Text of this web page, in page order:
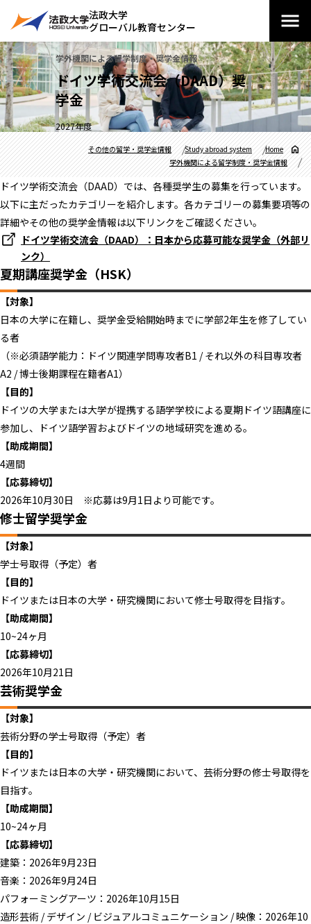
法政大学
グローバル教育センター
学外機関による留学制度・奨学金情報
ドイツ学術交流会（DAAD）奨
学金
2027年度
Home
Study abroad system
その他の留学・奨学金情報
学外機関による留学制度・奨学金情報
ドイツ学術交流会（DAAD）では、各種奨学生の募集を行っています。
以下に主だったカテゴリーを紹介します。各カテゴリーの募集要項等の
詳細やその他の奨学金情報は以下リンクをご確認ください。
ドイツ学術交流会（DAAD）：日本から応募可能な奨学金（外部リ
ンク）
夏期講座奨学金（HSK）
【対象】
日本の大学に在籍し、奨学金受給開始時までに学部2年生を修了してい
る者
（※必須語学能力：ドイツ関連学問専攻者B1 / それ以外の科目専攻者
A2 / 博士後期課程在籍者A1）
【目的】
ドイツの大学または大学が提携する語学学校による夏期ドイツ語講座に
参加し、ドイツ語学習およびドイツの地域研究を進める。
【助成期間】
4週間
【応募締切】
2026年10月30日 ※応募は9月1日より可能です。
修士留学奨学金
【対象】
学士号取得（予定）者
【目的】
ドイツまたは日本の大学・研究機関において修士号取得を目指す。
【助成期間】
10~24ヶ月
【応募締切】
2026年10月21日
芸術奨学金
【対象】
芸術分野の学士号取得（予定）者
【目的】
ドイツまたは日本の大学・研究機関において、芸術分野の修士号取得を
目指す。
【助成期間】
10~24ヶ月
【応募締切】
建築：2026年9月23日
音楽：2026年9月24日
パフォーミングアーツ：2026年10月15日
造形芸術 / デザイン / ビジュアルコミュニケーション / 映像：2026年10